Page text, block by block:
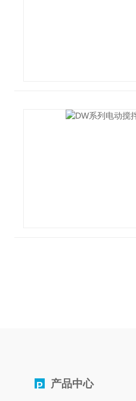
P 产品中心